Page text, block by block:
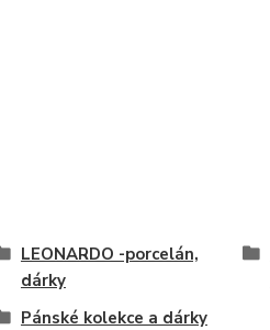
LEONARDO -porcelán,
dárky
Pánské kolekce a dárky